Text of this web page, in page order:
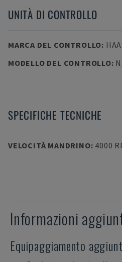
UNITÀ DI CONTROLLO
MARCA DEL CONTROLLO:
MODELLO DEL CONTROLLO:
SPECIFICHE TECNICHE
VELOCITÀ MANDRINO: 4000
Informazioni
Equipaggiamento